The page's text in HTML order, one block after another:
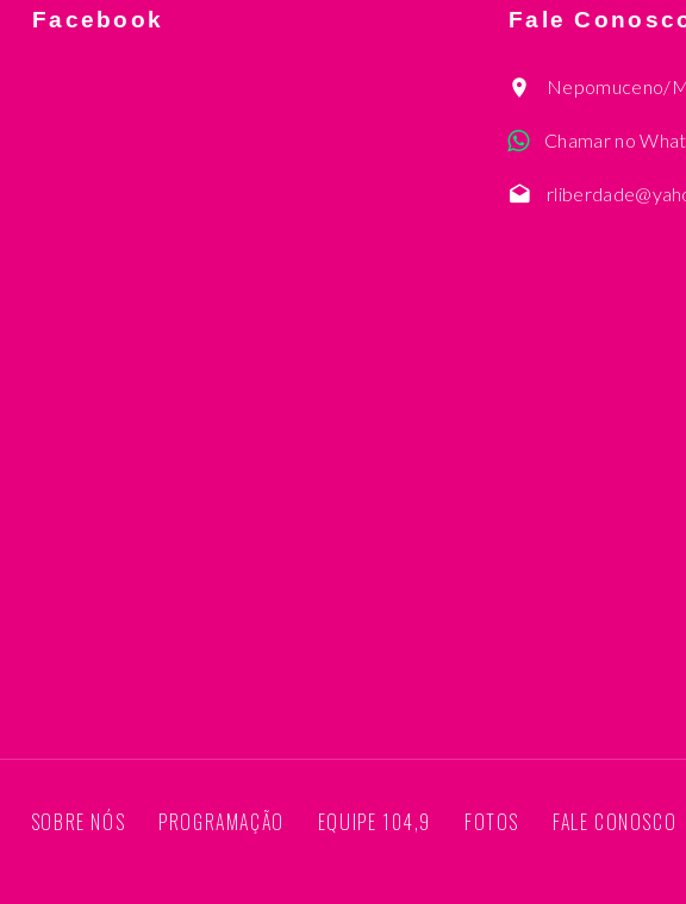
Facebook Fale
Nepomuceno/
Chamar no
SOBRE NÓS PROGRAMAÇÃO EQUIPE 104,9 FOTOS FALE CONOSCO